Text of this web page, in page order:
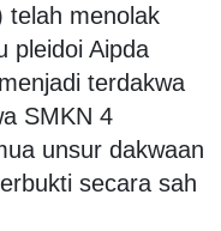
telah menolak
pleidoi Aipda
terdakwa
SMKN 4
unsur dakwaan
secara sah